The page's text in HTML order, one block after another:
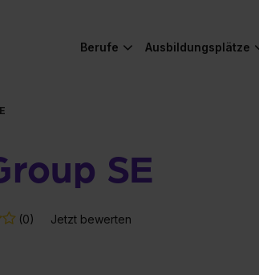
Berufe Ausbildungsplätze
SE
(0) Jetzt bewerten